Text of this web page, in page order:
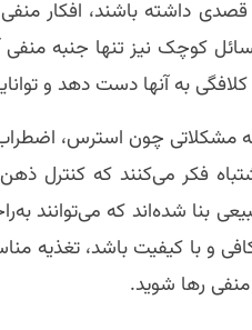
قصدی داشته باشند، افکار
کوچک نیز تنها جنبه
به آنها دست دهد و
به مشکلاتی چون استرس،
فکر می‌کنند که کنترل
بنا شده‌اند که می‌توانند
و با کیفیت باشد، تغذیه
منفی رها شوید.